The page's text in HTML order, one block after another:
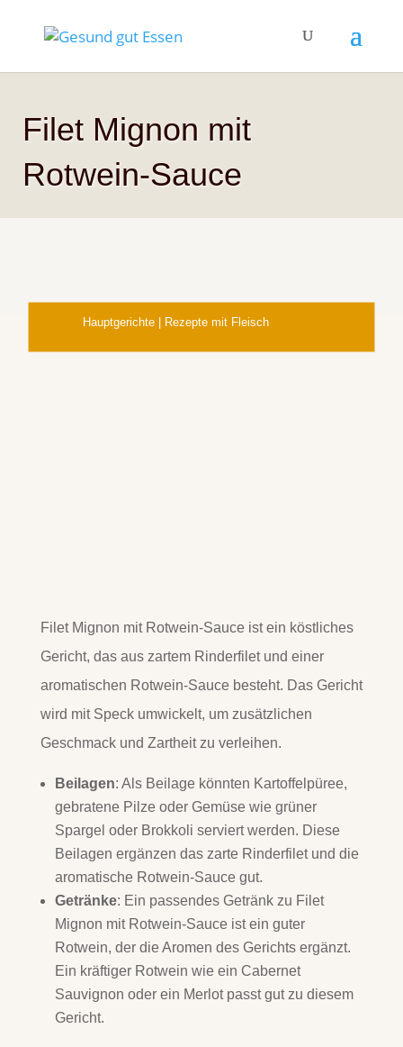
Filet Mignon mit
Rotwein-Sauce
Hauptgerichte| Rezepte mit Fleisch
Filet Mignon mit Rotwein-Sauce ist ein köstliches
Gericht, das aus zartem Rinderfilet und einer
aromatischen Rotwein-Sauce besteht. Das Gericht
wird mit Speck umwickelt, um zusätzlichen
Geschmack und Zartheit zu verleihen.
Beilagen: Als Beilage könnten Kartoffelpüree,
gebratene Pilze oder Gemüse wie grüner
Spargel oder Brokkoli serviert werden. Diese
Beilagen ergänzen das zarte Rinderfilet und die
aromatische Rotwein-Sauce gut.
Getränke: Ein passendes Getränk zu Filet
Mignon mit Rotwein-Sauce ist ein guter
Rotwein, der die Aromen des Gerichts ergänzt.
Ein kräftiger Rotwein wie ein Cabernet
Sauvignon oder ein Merlot passt gut zu diesem
Gericht.